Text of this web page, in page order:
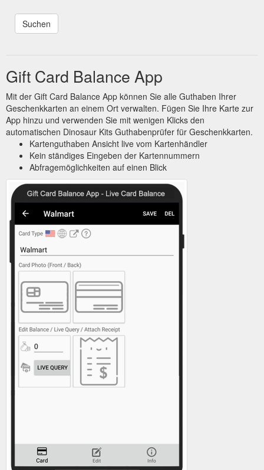
Gift Card Balance App
Mit der Gift Card Balance App können Sie alle Guthaben Ihrer
Geschenkkarten an einem Ort verwalten. Fügen Sie Ihre Karte zur
App hinzu und verwenden Sie mit wenigen Klicks den
automatischen Dinosaur Kits Guthabenprüfer für Geschenkkarten.
Kartenguthaben Ansicht live vom Kartenhändler
Kein ständiges Eingeben der Kartennummern
Abfragemöglichkeiten auf einen Blick